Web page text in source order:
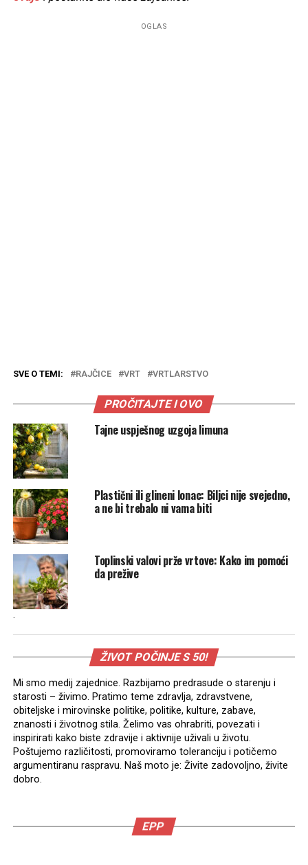
OGLAS
SVE O TEMI: RAJČICE VRT VRTLARSTVO
PROČITAJTE I OVO
Tajne uspješnog uzgoja limuna
Plastični ili glineni lonac: Biljci nije svejedno,
a ne bi trebalo ni vama biti
Toplinski valovi prže vrtove: Kako im pomoći
da prežive
.
ŽIVOT POČINJE S 50!
Mi smo medij zajednice. Razbijamo predrasude o starenju i
starosti – živimo. Pratimo teme zdravlja, zdravstvene,
obiteljske i mirovinske politike, politike, kulture, zabave,
znanosti i životnog stila. Želimo vas ohrabriti, povezati i
inspirirati kako biste zdravije i aktivnije uživali u životu.
Poštujemo različitosti, promoviramo toleranciju i potičemo
argumentiranu raspravu. Naš moto je: Živite zadovoljno, živite
dobro.
EPP